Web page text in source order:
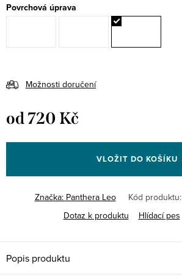
Povrchová úprava
Možnosti doručení
od720 Kč
cena:
VLOŽIT DO KOŠÍKU
Značka: Panthera Leo Kód produktu:
Dotaz k produktu
Hlídací pes
Popis produktu